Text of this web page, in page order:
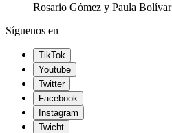
Rosario Gómez y Paula Bolívar
Síguenos en
TikTok
Youtube
Twitter
Facebook
Instagram
Twicht